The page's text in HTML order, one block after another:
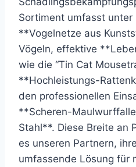
Sortiment umfasst
**Vogelnetze aus
Vögeln, effektive
wie die “Tin Cat
**Hochleistungs-
den professionellen
**Scheren-
Stahl**. Diese Breite an
es unseren Partnern,
umfassende Lösung für